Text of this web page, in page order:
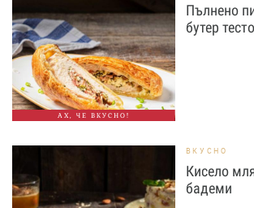
АХ, ЧЕ ВКУСНО!
Пълнено
бутер тесто
ВКУСНО
Кисело
бадеми